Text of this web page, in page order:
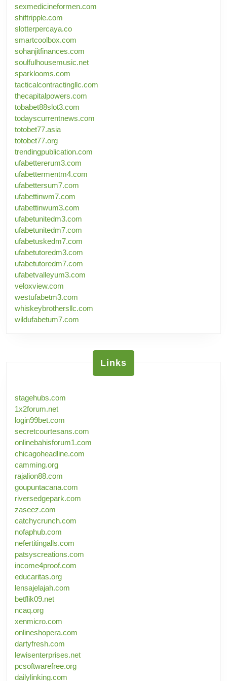
sexmedicineformen.com
shiftripple.com
slotterpercaya.co
smartcoolbox.com
sohanjitfinances.com
soulfulhousemusic.net
sparklooms.com
tacticalcontractingllc.com
thecapitalpowers.com
tobabet88slot3.com
todayscurrentnews.com
totobet77.asia
totobet77.org
trendingpublication.com
ufabettererum3.com
ufabettermentm4.com
ufabettersum7.com
ufabettinwm7.com
ufabettinwum3.com
ufabetunitedm3.com
ufabetunitedm7.com
ufabetuskedm7.com
ufabetutoredm3.com
ufabetutoredm7.com
ufabetvalleyum3.com
veloxview.com
westufabetm3.com
whiskeybrothersllc.com
wildufabetum7.com
Links
stagehubs.com
1x2forum.net
login99bet.com
secretcourtesans.com
onlinebahisforum1.com
chicagoheadline.com
camming.org
rajalion88.com
goupuntacana.com
riversedgepark.com
zaseez.com
catchycrunch.com
nofaphub.com
nefertitingalls.com
patsyscreations.com
income4proof.com
educaritas.org
lensajelajah.com
betflik09.net
ncaq.org
xenmicro.com
onlineshopera.com
dartyfresh.com
lewisenterprises.net
pcsoftwarefree.org
dailylinking.com